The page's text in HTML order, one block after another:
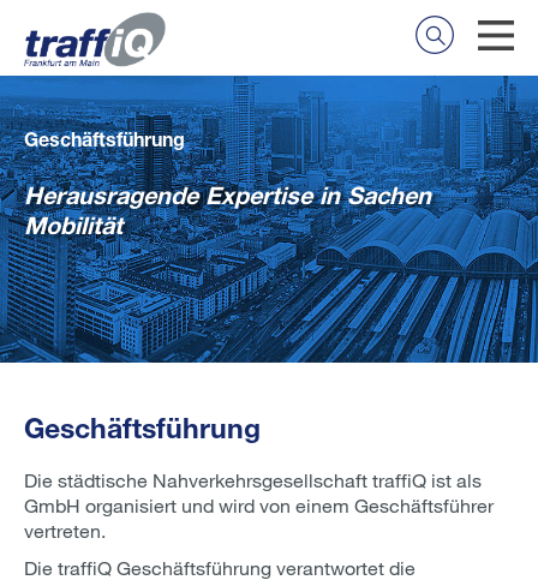
Geschäftsführung
Herausragende Expertise in Sachen
Mobilität
Geschäftsführung
Die städtische Nahverkehrsgesellschaft traffiQ ist als
GmbH organisiert und wird von einem Geschäftsführer
vertreten.
Die traffiQ Geschäftsführung verantwortet die